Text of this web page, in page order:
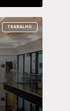
TRABALHO
TRABALHO